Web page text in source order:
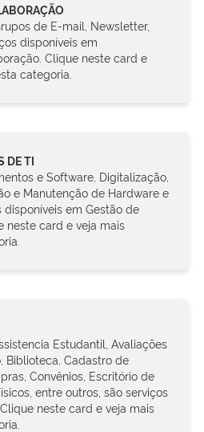
de E-mail, Newsletter,
disponíveis em
Clique neste card e
categoria.
DE TI
e Software, Digitalização,
e Manutenção de Hardware e
em Gestão de
neste card e veja mais
Estudantil, Avaliações
Biblioteca, Cadastro de
Convênios, Escritório de
entre outros, são serviços
neste card e veja mais